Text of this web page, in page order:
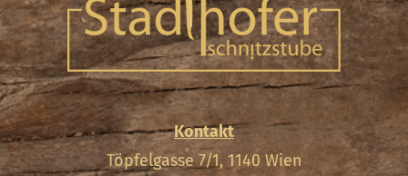
Kontakt
Töpfelgasse 7/1, 1140 Wien